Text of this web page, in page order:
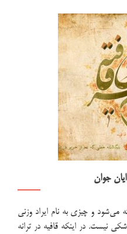
جوان
می‌شود و چیزی به نام ایراد وزنی
نیست. در اینکه قافیه در ترانه